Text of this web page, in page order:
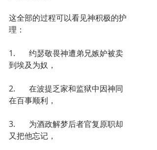
这全部的过程可以看见神积极的护
理：
1.       约瑟敬畏神遭弟兄嫉妒被卖
到埃及为奴，
2.       在波提乏家和监狱中因神同
在百事顺利，
3.       为酒政解梦后者官复原职却
又把他忘记，